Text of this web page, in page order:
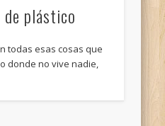
plástico
todas esas cosas que
donde no vive nadie,